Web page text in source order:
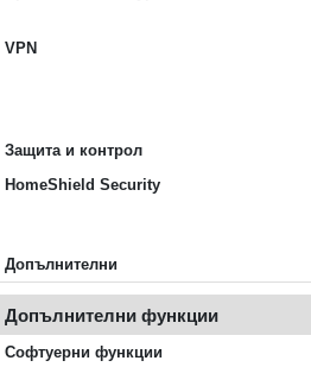
VPN
Защита и контрол
HomeShield Security
Допълнителни
Допълнителни функции
Софтуерни функции